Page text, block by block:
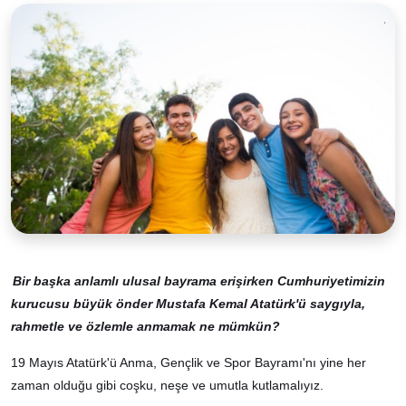
Bir başka anlamlı ulusal bayrama erişirken Cumhuriyetimizin
kurucusu büyük önder Mustafa Kemal Atatürk'ü saygıyla,
rahmetle ve özlemle anmamak ne mümkün?
19 Mayıs Atatürk'ü Anma, Gençlik ve Spor Bayramı'nı yine her
zaman olduğu gibi coşku, neşe ve umutla kutlamalıyız.